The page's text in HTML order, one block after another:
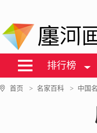
廛河
排行榜
首页 > 名家百科 > 中国